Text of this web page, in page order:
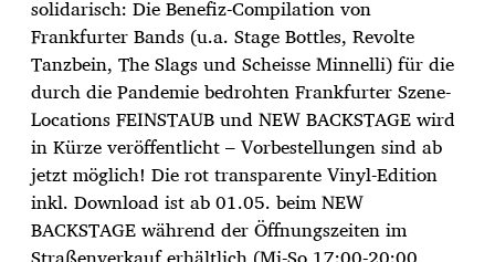
s
d
a
t
u
m
solidarisch: Die Benefiz-Compilation von
Frankfurter Bands (u.a. Stage Bottles, Revolte
Tanzbein, The Slags und Scheisse Minnelli) für die
durch die Pandemie bedrohten Frankfurter Szene-
Locations FEINSTAUB und NEW BACKSTAGE wird
in Kürze veröffentlicht – Vorbestellungen sind ab
jetzt möglich! Die rot transparente Vinyl-Edition
inkl. Download ist ab 01.05. beim NEW
BACKSTAGE während der Öffnungszeiten im